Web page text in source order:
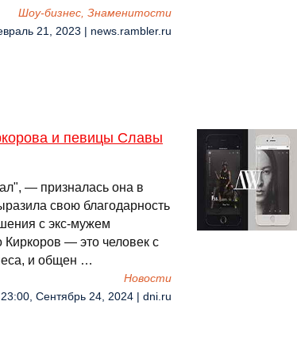
Шоу-бизнес, Знаменитости
21, 2023 | news.rambler.ru
и певицы Славы
— призналась она в
свою благодарность
с экс-мужем
— это человек с
и общен …
Новости
23:00, Сентябрь 24, 2024 | dni.ru